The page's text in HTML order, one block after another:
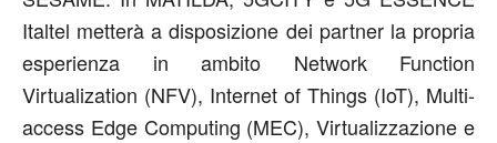
Italtel metterà a disposizione dei partner la propria
esperienza in ambito Network Function
Virtualization (NFV), Internet of Things (IoT), Multi-
access Edge Computing (MEC), Virtualizzazione e